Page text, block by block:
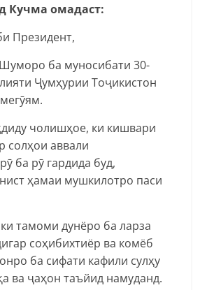
Кучма омадаст:
Президент,
ба муносибати 30-
Ҷумҳурии Тоҷикистон
чолишҳое, ки кишвари
солҳои аввали
ба рӯ гардида буд,
ҳамаи мушкилотро паси
тамоми дунёро ба ларза
соҳибихтиёр ва комёб
ба сифати кафили сулҳу
ва ҷаҳон таъйид намуданд.